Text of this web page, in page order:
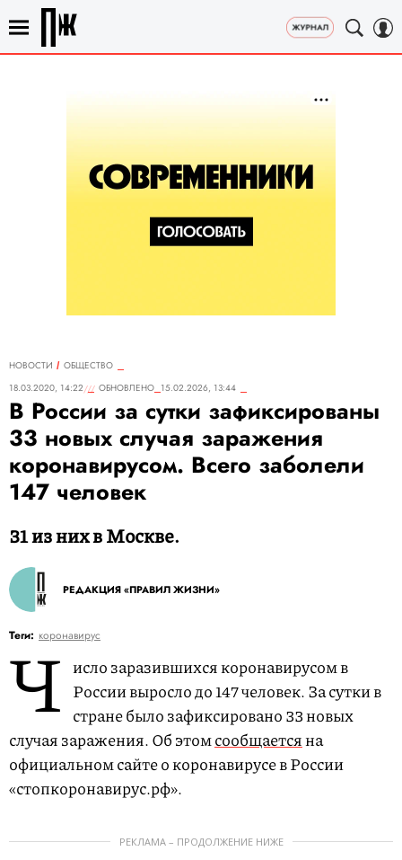
НОВОСТИ
ОБЩЕСТВО
18.03.2020, 14:22
ОБНОВЛЕНО 15.02.2026, 13:44
В России за сутки зафиксированы
33 новых случая заражения
коронавирусом. Всего заболели
147 человек
31 из них в Москве.
РЕДАКЦИЯ «ПРАВИЛ ЖИЗНИ»
Теги: коронавирус
Ч исло заразившихся коронавирусом в
России выросло до 147 человек. За сутки в
стране было зафиксировано 33 новых
случая заражения. Об этомсообщаетсяна
официальном сайте о коронавирусе в России
«стопкоронавирус.рф».
РЕКЛАМА – ПРОДОЛЖЕНИЕ НИЖЕ